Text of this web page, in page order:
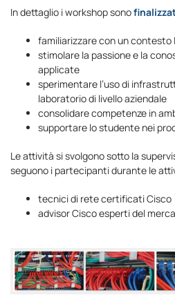
In dettaglio i workshop sono
familiarizzare con un contesto
stimolare la passione e la
applicate
sperimentare l’uso di
laboratorio di livello aziendale
consolidare competenze in
supportare lo studente nei
Le attività si svolgono sotto la
seguono i partecipanti durante le
tecnici di rete certificati Cisco
advisor Cisco esperti del